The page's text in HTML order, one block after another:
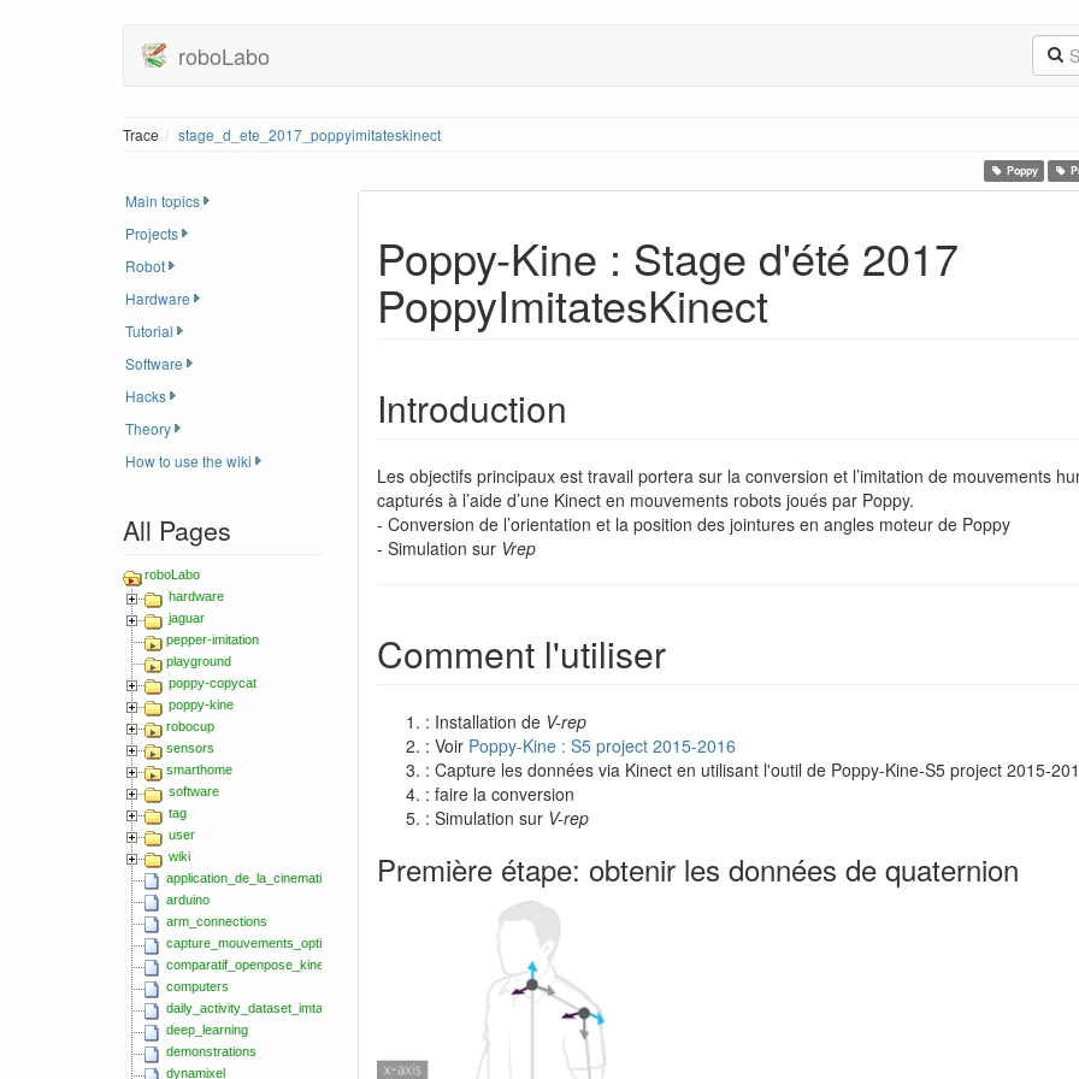
roboLabo
Trace stage_d_ete_2017_poppyimitateskinect
Poppy
Main topics
Projects
Robot
Hardware
Tutorial
Software
Hacks
Theory
How to use the wiki
All Pages
roboLabo
hardware
jaguar
pepper-imitation
playground
poppy-copycat
poppy-kine
robocup
sensors
smarthome
software
tag
user
wiki
application_de_la_cinematique_inverse_au_robot_poppy_torso
arduino
arm_connections
capture_mouvements_optitrack_zed_2018_s5
comparatif_openpose_kinect
computers
daily_activity_dataset_imta_ensta
deep_learning
demonstrations
dynamixel
Poppy-Kine : Stage d'été 2017
PoppyImitatesKinect
Introduction
Les objectifs principaux est travail portera sur la conversion et l’imitation de mouvements
capturés à l’aide d’une Kinect en mouvements robots joués par Poppy.
- Conversion de l’orientation et la position des jointures en angles moteur de Poppy
- Simulation sur Vrep
Comment l'utiliser
: Installation de V-rep
: Voir Poppy-Kine : S5 project 2015-2016
: Capture les données via Kinect en utilisant l'outil de Poppy-Kine-S5 project 2015-
: faire la conversion
: Simulation sur V-rep
Première étape: obtenir les données de quaternion